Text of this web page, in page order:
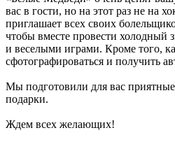
вас в гости, но на этот раз не на
приглашает всех своих
чтобы вместе провести холодный
и веселыми играми. Кроме того,
сфотографироваться и получить
Мы подготовили для вас
подарки.
Ждем всех желающих!